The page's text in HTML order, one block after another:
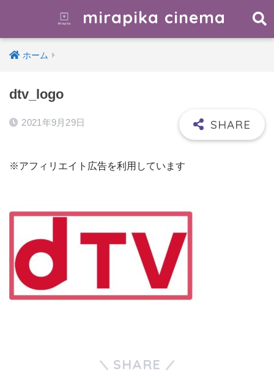
mirapika cinema
ホーム
dtv_logo
2021年9月29日
※アフィリエイト広告を利用しています
SHARE